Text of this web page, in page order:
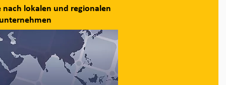
nach lokalen und regionalen